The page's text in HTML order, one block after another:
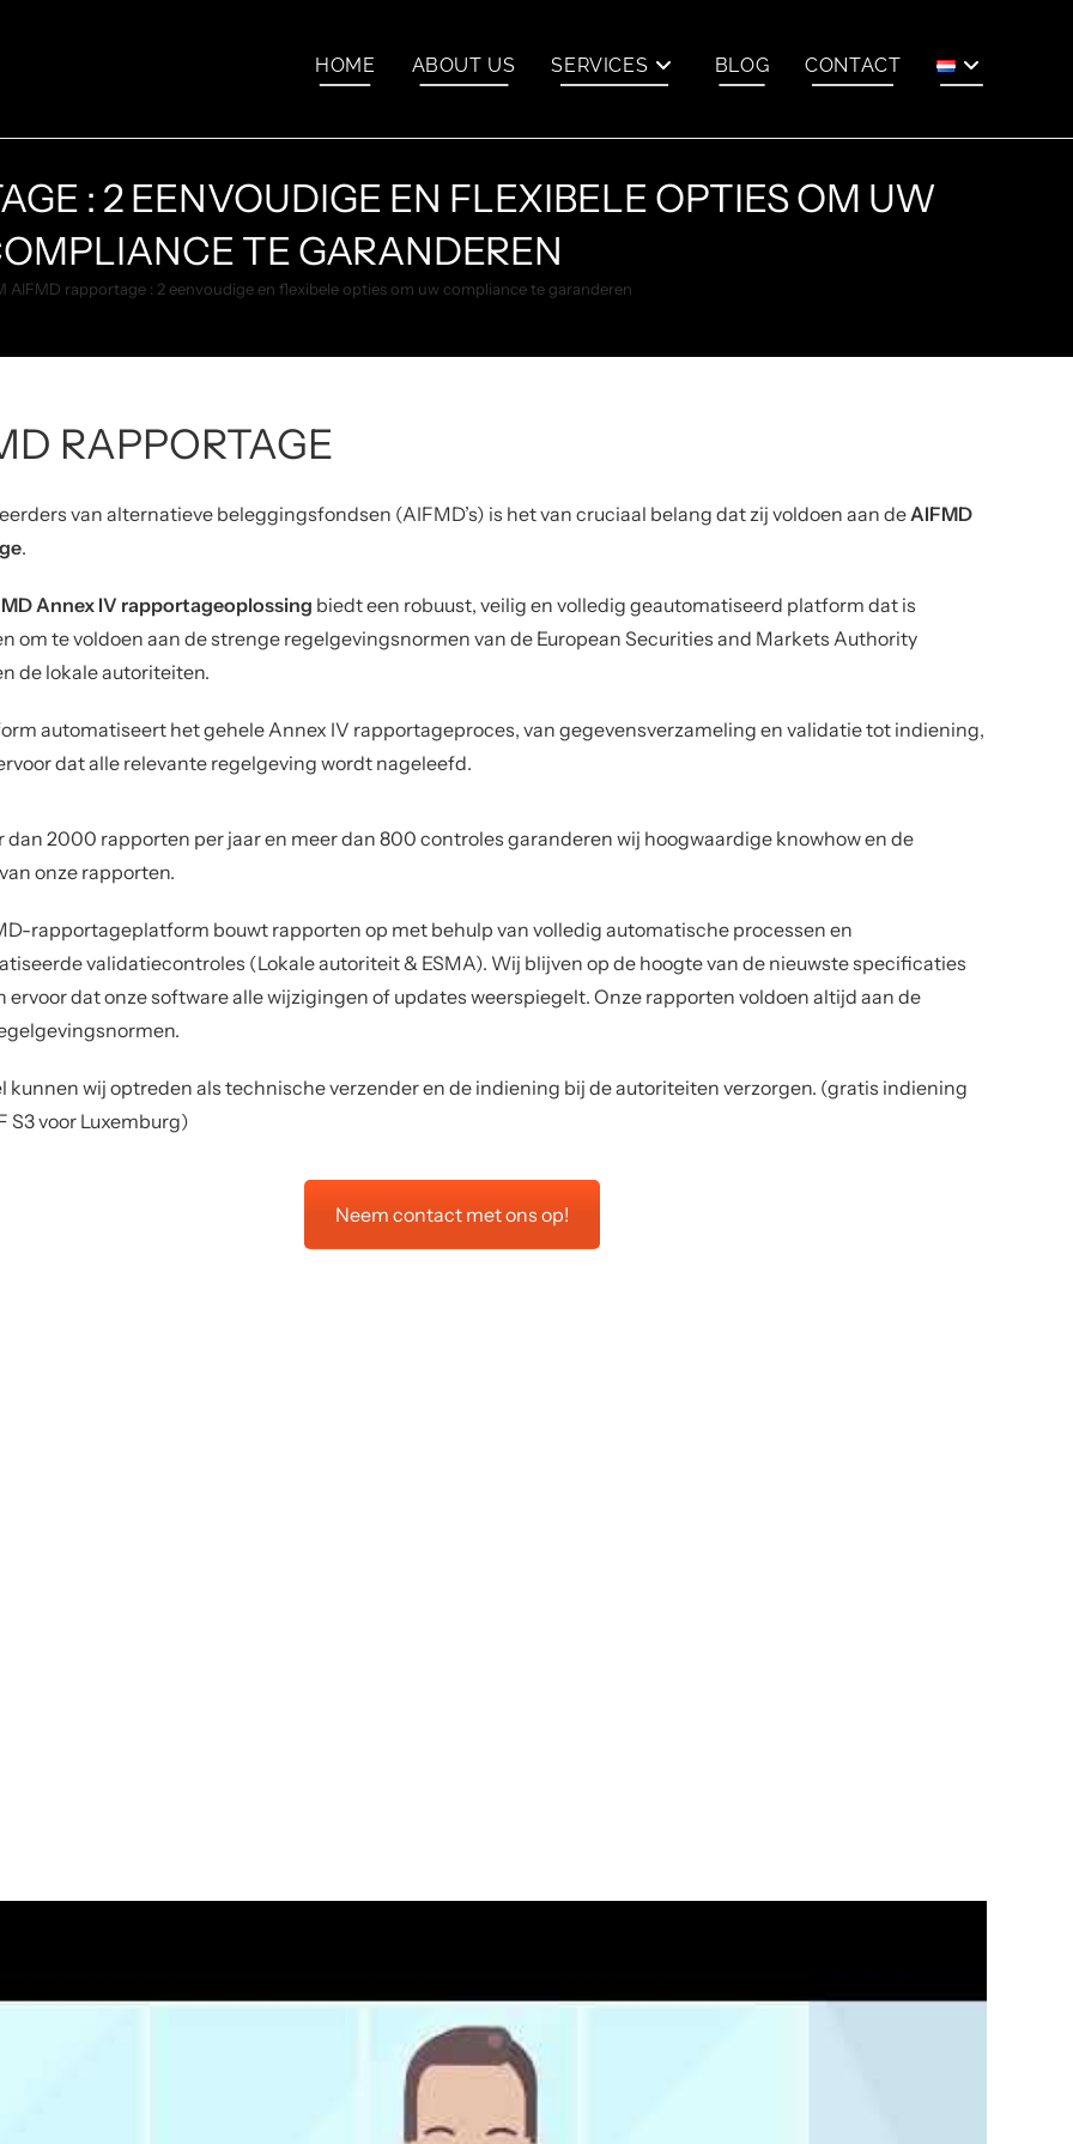
HOME ABOUT US SERVICES BLOG CONTACT
: 2 EENVOUDIGE EN FLEXIBELE OPTIES OM UW
TE GARANDEREN
AIFMD rapportage : 2 eenvoudige en flexibele opties om uw compliance te garanderen
RAPPORTAGE
van alternatieve beleggingsfondsen (AIFMD’s) is het van cruciaal belang dat zij voldoen aan deAIFMD
.
Annex IV rapportageoplossing biedt een robuust, veilig en volledig geautomatiseerd platform dat is
om te voldoen aan de strenge regelgevingsnormen van de European Securities and Markets Authority
de lokale autoriteiten.
automatiseert het gehele Annex IV rapportageproces, van gegevensverzameling en validatie tot indiening,
dat alle relevante regelgeving wordt nageleefd.
dan 2000 rapporten per jaar en meer dan 800 controles garanderen wij hoogwaardige knowhow en de
onze rapporten.
rapportageplatform bouwt rapporten op met behulp van volledig automatische processen en
validatiecontroles (Lokale autoriteit & ESMA). Wij blijven op de hoogte van de nieuwste specificaties
ervoor dat onze software alle wijzigingen of updates weerspiegelt. Onze rapporten voldoen altijd aan de
kunnen wij optreden als technische verzender en de indiening bij de autoriteiten verzorgen. (gratis indiening
S3 voor Luxemburg)
Neem contact met ons op!